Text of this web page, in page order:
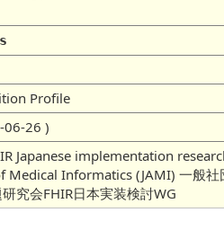
Profile
06-26 )
Japanese implementation
Medical Informatics (JAMI) 一般社
研究会FHIR日本実装検討WG